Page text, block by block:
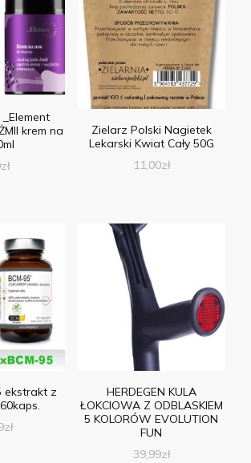
krem na
zł
Zielarz Polski Nagietek
Lekarski Kwiat Cały 50G
11,00zł
ekstrakt z
zł
HERDEGEN KULA
ŁOKCIOWA Z ODBLASKIEM
5 KOLORÓW EVOLUTION
FUN
39,99zł